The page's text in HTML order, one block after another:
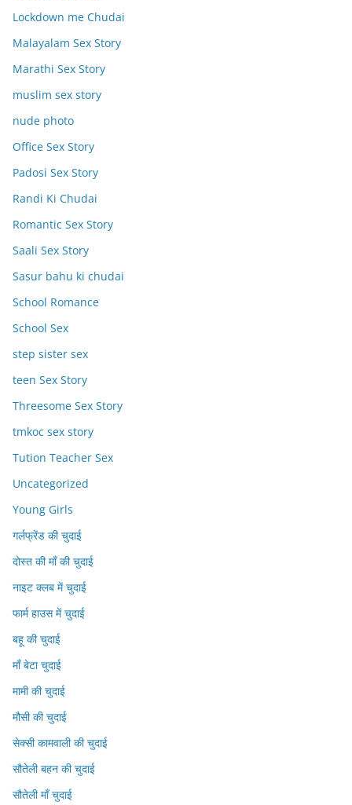
Lockdown me Chudai
Malayalam Sex Story
Marathi Sex Story
muslim sex story
nude photo
Office Sex Story
Padosi Sex Story
Randi Ki Chudai
Romantic Sex Story
Saali Sex Story
Sasur bahu ki chudai
School Romance
School Sex
step sister sex
teen Sex Story
Threesome Sex Story
tmkoc sex story
Tution Teacher Sex
Uncategorized
Young Girls
गर्लफ्रेंड की चुदाई
दोस्त की माँ की चुदाई
नाइट क्लब में चुदाई
फार्म हाउस में चुदाई
बहू की चुदाई
माँ बेटा चुदाई
मामी की चुदाई
मौसी की चुदाई
सेक्सी कामवाली की चुदाई
सौतेली बहन की चुदाई
सौतेली माँ चुदाई